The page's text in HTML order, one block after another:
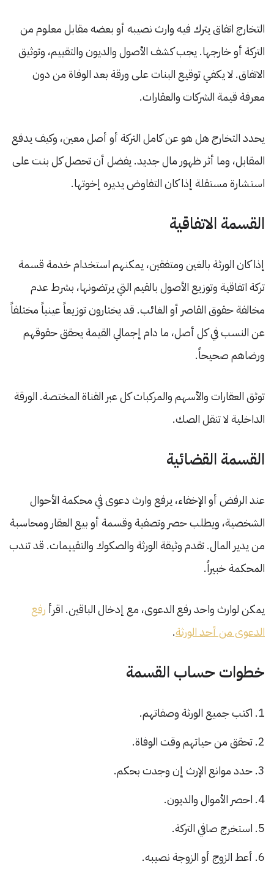
التخارج اتفاق يترك فيه وارث نصيبه أو بعضه مقابل معلوم من
التركة أو خارجها. يجب كشف الأصول والديون والتقييم، وتوثيق
الاتفاق. لا يكفي توقيع البنات على ورقة بعد الوفاة من دون
معرفة قيمة الشركات والعقارات.
يحدد التخارج هل هو عن كامل التركة أو أصل معين، وكيف يدفع
المقابل، وما أثر ظهور مال جديد. يفضل أن تحصل كل بنت على
استشارة مستقلة إذا كان التفاوض يديره إخوتها.
القسمة الاتفاقية
إذا كان الورثة بالغين ومتفقين، يمكنهم استخدام خدمة قسمة
تركة اتفاقية وتوزيع الأصول بالقيم التي يرتضونها، بشرط عدم
مخالفة حقوق القاصر أو الغائب. قد يختارون توزيعاً عينياً مختلفاً
عن النسب في كل أصل، ما دام إجمالي القيمة يحقق حقوقهم
ورضاهم صحيحاً.
توثق العقارات والأسهم والمركبات كل عبر القناة المختصة. الورقة
الداخلية لا تنقل الصك.
القسمة القضائية
عند الرفض أو الإخفاء، يرفع وارث دعوى في محكمة الأحوال
الشخصية، ويطلب حصر وتصفية وقسمة أو بيع العقار ومحاسبة
من يدير المال. تقدم وثيقة الورثة والصكوك والتقييمات. قد تندب
المحكمة خبيراً.
يمكن لوارث واحد رفع الدعوى، مع إدخال الباقين. اقرأ رفع
الدعوى من أحد الورثة.
خطوات حساب القسمة
اكتب جميع الورثة وصفاتهم.
تحقق من حياتهم وقت الوفاة.
حدد موانع الإرث إن وجدت بحكم.
احصر الأموال والديون.
استخرج صافي التركة.
أعط الزوج أو الزوجة نصيبه.